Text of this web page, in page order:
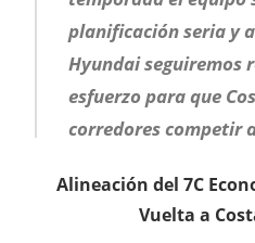
planificación seria y
Hyundai seguiremos
esfuerzo para que
corredores competir
Alineación del 7C
Vuelta a